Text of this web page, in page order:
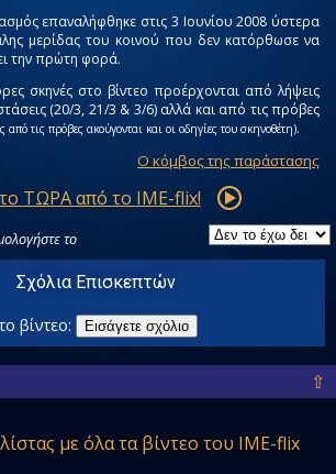
επαναλήφθηκε στις 3 Ιουνίου 2008 ύστερα
μερίδας του κοινού που δεν κατόρθωσε να
την πρώτη φορά.
σκηνές στο βίντεο προέρχονται από λήψεις
(20/3, 21/3 & 3/6) αλλά και από τις πρόβες
από τις πρόβες ακούγονται και οι οδηγίες του σκηνοθέτη).
Ο κόμβος της παράστασης
το ΤΩΡΑ από το IME-flix!
το
Σχόλια Επισκεπτών
βίντεο: Εισάγετε σχόλιο
⇧
με όλατα βίντεο του IME-flix